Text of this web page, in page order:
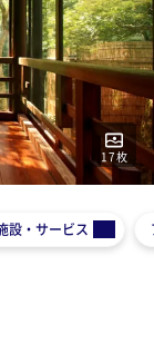
17枚
設・サービス